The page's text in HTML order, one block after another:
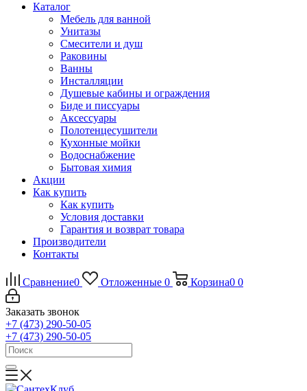
Каталог
Мебель для ванной
Унитазы
Смесители и душ
Раковины
Ванны
Инсталляции
Душевые кабины и ограждения
Биде и писсуары
Аксессуары
Полотенцесушители
Кухонные мойки
Водоснабжение
Бытовая химия
Акции
Как купить
Как купить
Условия доставки
Гарантия и возврат товара
Производители
Контакты
Сравнение0 Отложенные 0 Корзина0 0
Заказать звонок
+7 (473) 290-50-05
+7 (473) 290-50-05